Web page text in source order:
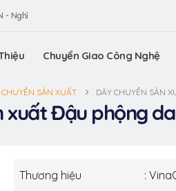
- Nghỉ
Chuyển Giao Công Nghệ
CHUYỀN SẢN XUẤT DÂY CHUYỀN SẢN
xuất Đậu phộng
Thương hiệu :